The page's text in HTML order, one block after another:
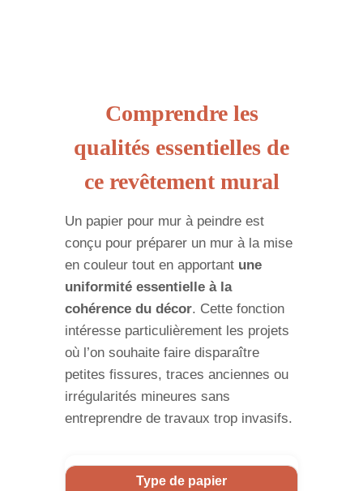
Comprendre les
qualités essentielles de
ce revêtement mural
Un papier pour mur à peindre est
conçu pour préparer un mur à la mise
en couleur tout en apportant une
uniformité essentielle à la
cohérence du décor. Cette fonction
intéresse particulièrement les projets
où l’on souhaite faire disparaître
petites fissures, traces anciennes ou
irrégularités mineures sans
entreprendre de travaux trop invasifs.